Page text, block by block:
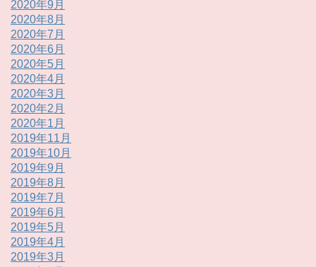
2020年9月
2020年8月
2020年7月
2020年6月
2020年5月
2020年4月
2020年3月
2020年2月
2020年1月
2019年11月
2019年10月
2019年9月
2019年8月
2019年7月
2019年6月
2019年5月
2019年4月
2019年3月